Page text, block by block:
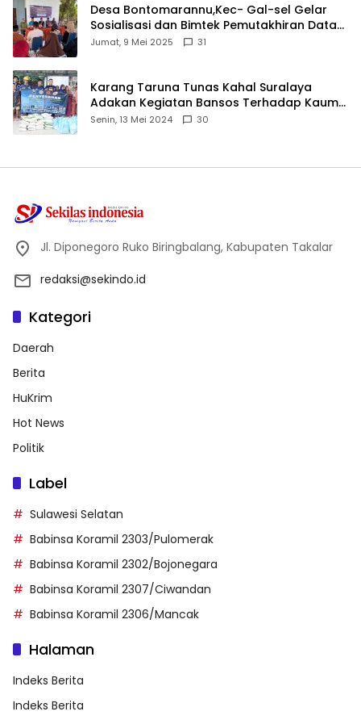
Desa Bontomarannu,Kec- Gal-sel Gelar
Sosialisasi dan Bimtek Pemutakhiran Data
ID
Jumat, 9 Mei 2025 31
Karang Taruna Tunas Kahal Suralaya
Adakan Kegiatan Bansos Terhadap Kaum
Dhuafa dan Anak Yatim-Piatu
Senin, 13 Mei 2024 30
Jl. Diponegoro Ruko Biringbalang, Kabupaten Takalar
redaksi@sekindo.id
Kategori
Daerah
Berita
HuKrim
Hot News
Politik
Label
Sulawesi Selatan
Babinsa Koramil 2303/Pulomerak
Babinsa Koramil 2302/Bojonegara
Babinsa Koramil 2307/Ciwandan
Babinsa Koramil 2306/Mancak
Halaman
Indeks Berita
Indeks Berita